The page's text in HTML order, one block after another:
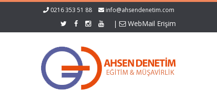
0216 353 51 88 info@ahsendenetim.com
| WebMail Erişim